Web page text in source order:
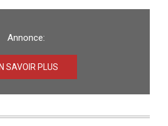
Annonce:
SAVOIR PLUS